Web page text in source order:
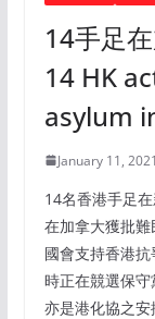
14手足
14 HK
asylum
January 11, 2021
14名香港手足
在加拿大獲批
國會支持香港
時正在競選保守
亦是港化協之安